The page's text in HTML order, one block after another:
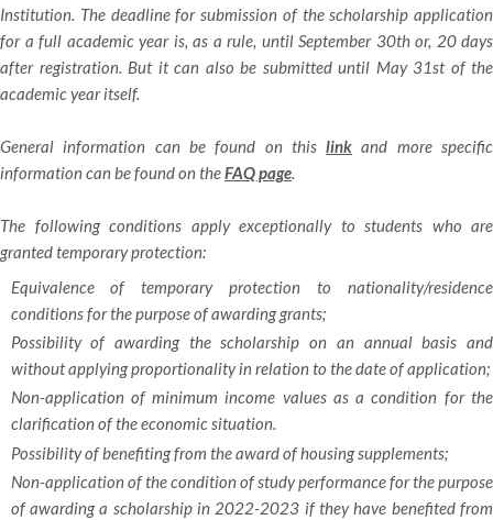
Institution. The deadline for submission of the scholarship application
for a full academic year is, as a rule, until September 30th or, 20 days
after registration. But it can also be submitted until May 31st of the
academic year itself.
General information can be found on thislink and more specific
information can be found on theFAQ page.
The following conditions apply exceptionally to students who are
granted temporary protection:
Equivalence of temporary protection to nationality/residence
conditions for the purpose of awarding grants;
Possibility of awarding the scholarship on an annual basis and
without applying proportionality in relation to the date of application;
Non-application of minimum income values as a condition for the
clarification of the economic situation.
Possibility of benefiting from the award of housing supplements;
Non-application of the condition of study performance for the purpose
of awarding a scholarship in 2022-2023 if they have benefited from